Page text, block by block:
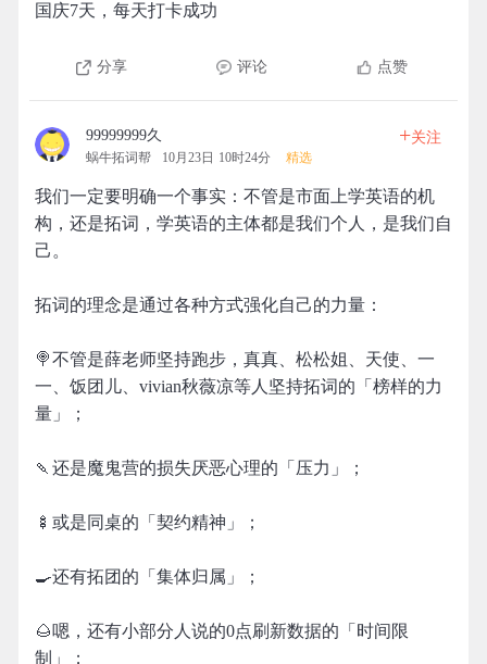
国庆7天，每天打卡成功
分享 评论 点赞
99999999久
蜗牛拓词帮 10月23日 10时24分 精选
+关注
我们一定要明确一个事实：不管是市面上学英语的机
构，还是拓词，学英语的主体都是我们个人，是我们自
己。
拓词的理念是通过各种方式强化自己的力量：
🍭不管是薛老师坚持跑步，真真、松松姐、天使、一
一、饭团儿、vivian秋薇凉等人坚持拓词的「榜样的力
量」；
🍡还是魔鬼营的损失厌恶心理的「压力」；
🍢或是同桌的「契约精神」；
🍳还有拓团的「集体归属」；
🌰嗯，还有小部分人说的0点刷新数据的「时间限
制」；